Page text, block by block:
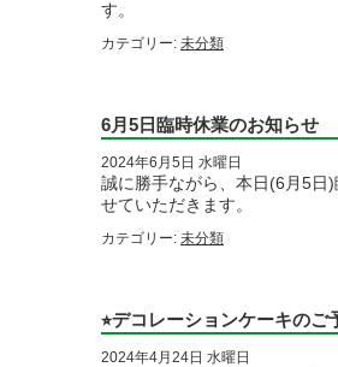
す。
カテゴリー: 未分類
6月5日臨時休業のお知らせ
2024年6月5日 水曜日
誠に勝手ながら、本日(6月5日)
せていただきます。
カテゴリー: 未分類
⭐︎デコレーションケーキのご
2024年4月24日 水曜日